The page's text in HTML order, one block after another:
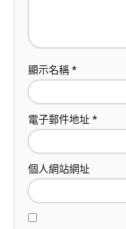
顯示名稱 *
電子郵件地址 *
個人網站網址